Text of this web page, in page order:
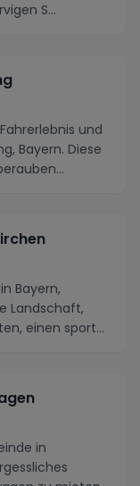
S...
und
Bayern. Diese
Bayern,
Landschaft,
einen sport...
in